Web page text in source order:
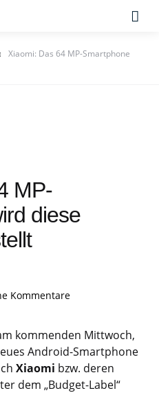
Xiaomi: Das 64 MP-Smartphone
MP-
diese
Kommentare
kommenden Mittwoch,
Android-Smartphone
Xiaomi bzw. deren
dem „Budget-Label“